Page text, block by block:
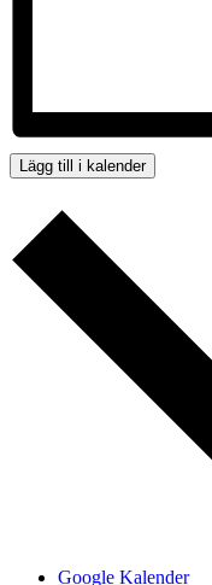
Lägg till i kalender
Google Kalender